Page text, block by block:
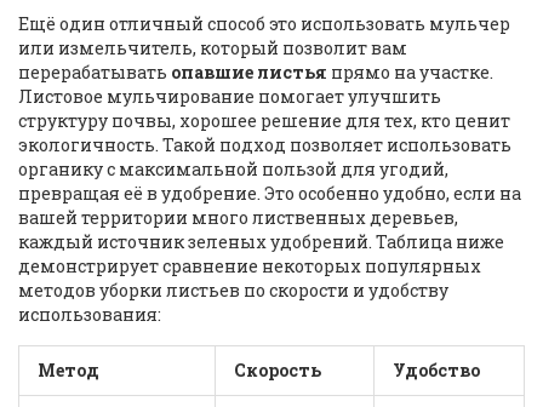
Ещё один отличный способ это использовать мульчер
или измельчитель, который позволит вам
перерабатывать опавшие листья прямо на участке.
Листовое мульчирование помогает улучшить
структуру почвы, хорошее решение для тех, кто ценит
экологичность. Такой подход позволяет использовать
органику с максимальной пользой для угодий,
превращая её в удобрение. Это особенно удобно, если на
вашей территории много лиственных деревьев,
каждый источник зеленых удобрений. Таблица ниже
демонстрирует сравнение некоторых популярных
методов уборки листьев по скорости и удобству
использования:
Метод Скорость Удобство